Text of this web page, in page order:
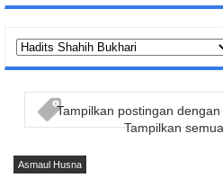
Tampilkan postingan
Tampilkan
Asmaul Husna